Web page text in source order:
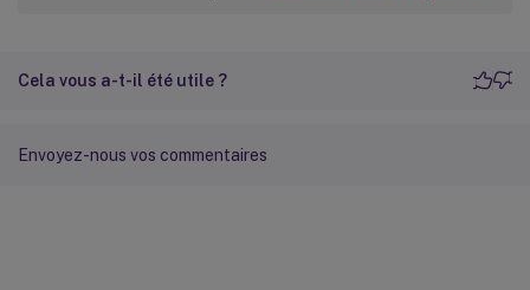
Cela vous a-t-il été utile ?
Envoyez-nous vos commentaires